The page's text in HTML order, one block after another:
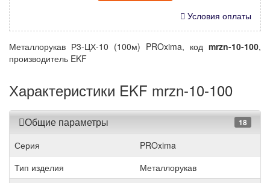
Условия оплаты
Металлорукав Р3-ЦХ-10 (100м) PROxima, код mrzn-10-100,
производитель EKF
Характеристики EKF mrzn-10-100
Общие параметры 18
Серия
PROxima
Тип изделия
Металлорукав